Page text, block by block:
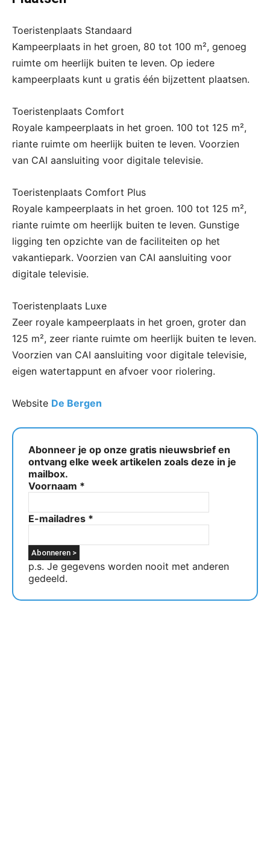
Toeristenplaats Standaard
Kampeerplaats in het groen, 80 tot 100 m², genoeg
ruimte om heerlijk buiten te leven. Op iedere
kampeerplaats kunt u gratis één bijzettent plaatsen.
Toeristenplaats Comfort
Royale kampeerplaats in het groen. 100 tot 125 m²,
riante ruimte om heerlijk buiten te leven. Voorzien
van CAI aansluiting voor digitale televisie.
Toeristenplaats Comfort Plus
Royale kampeerplaats in het groen. 100 tot 125 m²,
riante ruimte om heerlijk buiten te leven. Gunstige
ligging ten opzichte van de faciliteiten op het
vakantiepark. Voorzien van CAI aansluiting voor
digitale televisie.
Toeristenplaats Luxe
Zeer royale kampeerplaats in het groen, groter dan
125 m², zeer riante ruimte om heerlijk buiten te leven.
Voorzien van CAI aansluiting voor digitale televisie,
eigen watertappunt en afvoer voor riolering.
Website De Bergen
Abonneer je op onze gratis nieuwsbrief en
ontvang elke week artikelen zoals deze in je
mailbox.
Voornaam *
E-mailadres *
p.s. Je gegevens worden nooit met anderen
gedeeld.